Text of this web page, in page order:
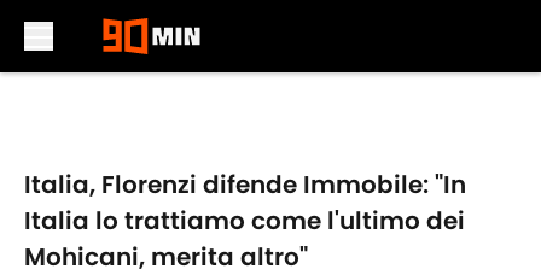
Italia, Florenzi difende Immobile: "In
Italia lo trattiamo come l'ultimo dei
Mohicani, merita altro"